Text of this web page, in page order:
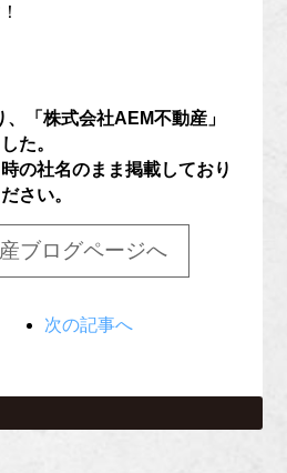
「株式会社AEM不動産」
た。
の社名のまま掲載しており
さい。
ブログページへ
次の記事へ